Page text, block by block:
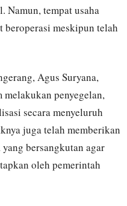
Namun, tempat usaha
beroperasi meskipun telah
Agus Suryana,
penyegelan,
secara menyeluruh
juga telah memberikan
bersangkutan agar
oleh pemerintah